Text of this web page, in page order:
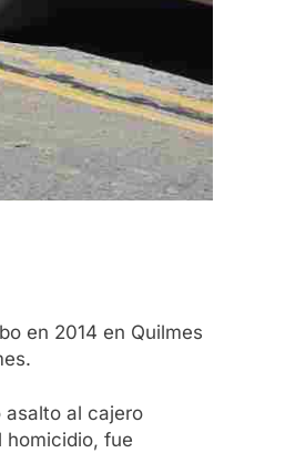
en 2014 en Quilmes
asalto al cajero
homicidio, fue